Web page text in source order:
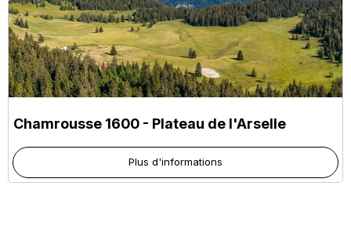
Chamrousse 1600 - Plateau de l'Arselle
Plus d'informations